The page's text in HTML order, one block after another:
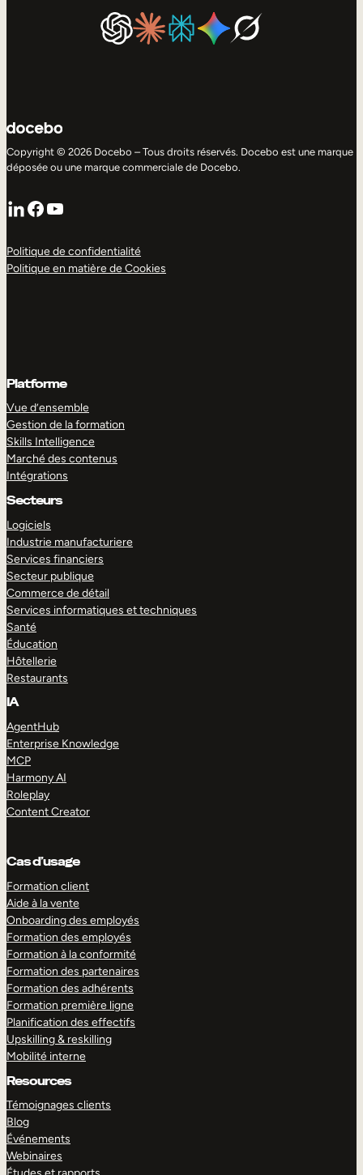
Copyright © 2026 Docebo – Tous droits réservés. Docebo est une marque
déposée ou une marque commerciale de Docebo.
LinkedIn
Facebook
YouTube
Politique de confidentialité
Politique en matière de Cookies
Platforme
Vue d’ensemble
Gestion de la formation
Skills Intelligence
Marché des contenus
Intégrations
Secteurs
Logiciels
Industrie manufacturiere
Services financiers
Secteur publique
Commerce de détail
Services informatiques et techniques
Santé
Éducation
Hôtellerie
Restaurants
IA
AgentHub
Enterprise Knowledge
MCP
Harmony AI
Roleplay
Content Creator
Cas d’usage
Formation client
Aide à la vente
Onboarding des employés
Formation des employés
Formation à la conformité
Formation des partenaires
Formation des adhérents
Formation première ligne
Planification des effectifs
Upskilling & reskilling
Mobilité interne
Resources
Témoignages clients
Blog
Événements
Webinaires